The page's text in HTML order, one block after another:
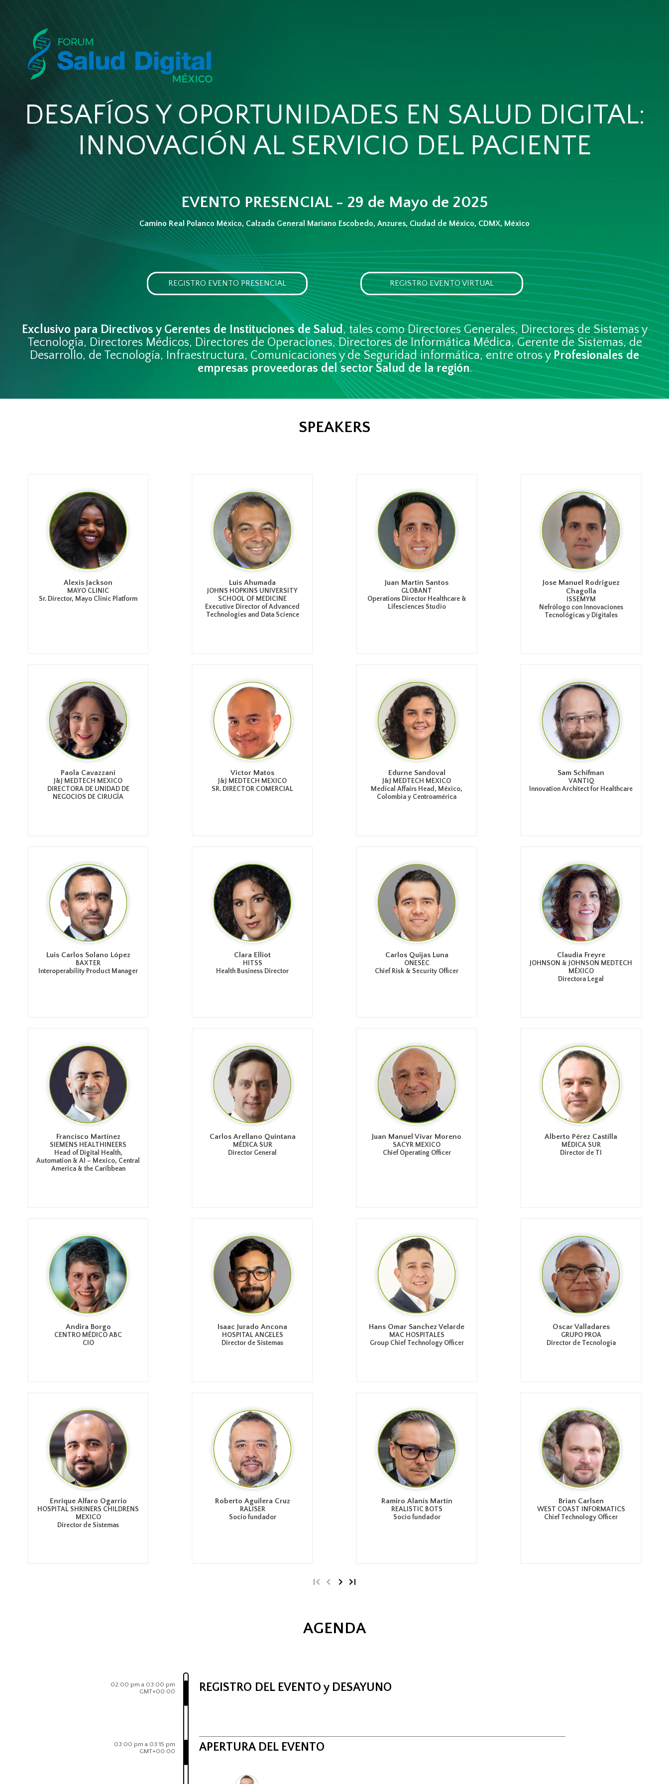
DESAFÍOS Y OPORTUNIDADES EN SALUD DIGITAL:
INNOVACIÓN AL SERVICIO DEL PACIENTE
EVENTO PRESENCIAL - 29 de Mayo de 2025
Camino Real Polanco México, Calzada General Mariano Escobedo, Anzures, Ciudad de México, CDMX, México
REGISTRO EVENTO PRESENCIAL REGISTRO EVENTO VIRTUAL
Exclusivo para Directivos y Gerentes de Instituciones de Salud, tales como Directores Generales, Directores de Sistemas y
Tecnología, Directores Médicos, Directores de Operaciones, Directores de Informática Médica, Gerente de Sistemas, de
Desarrollo, de Tecnología, Infraestructura, Comunicaciones y de Seguridad informática, entre otros yProfesionales de
empresas proveedoras del sector Salud de la región.
SPEAKERS
Alexis Jackson
MAYO CLINIC
Sr. Director, Mayo Clinic Platform
Luis Ahumada
JOHNS HOPKINS UNIVERSITY
SCHOOL OF MEDICINE
Executive Director of Advanced
Technologies and Data Science
Juan Martín Santos
GLOBANT
Operations Director Healthcare &
Lifesciences Studio
Jose Manuel Rodriguez
Chagolla
ISSEMYM
Nefrólogo con Innovaciones
Tecnológicas y Digitales
Paola Cavazzani
J&J MEDTECH MEXICO
DIRECTORA DE UNIDAD DE
NEGOCIOS DE CIRUGÍA
Victor Matos
J&J MEDTECH MEXICO
SR. DIRECTOR COMERCIAL
Edurne Sandoval
J&J MEDTECH MEXICO
Medical Affairs Head, México,
Colombia y Centroamérica
Sam Schifman
VANTIQ
Innovation Architect for Healthcare
Luis Carlos Solano López
BAXTER
Interoperability Product Manager
Clara Elliot
HITSS
Health Business Director
Carlos Quijas Luna
ONESEC
Chief Risk & Security Officer
Claudia Freyre
JOHNSON & JOHNSON MEDTECH
MÉXICO
Directora Legal
Francisco Martínez
SIEMENS HEALTHINEERS
Head of Digital Health,
Automation & AI – Mexico, Central
America & the Caribbean
Carlos Arellano Quintana
MÉDICA SUR
Director General
Juan Manuel Vivar Moreno
SACYR MEXICO
Chief Operating Officer
Alberto Pérez Castilla
MÉDICA SUR
Director de TI
Andira Borgo
CENTRO MÉDICO ABC
CIO
Isaac Jurado Ancona
HOSPITAL ANGELES
Director de Sistemas
Hans Omar Sanchez Velarde
MAC HOSPITALES
Group Chief Technology Officer
Oscar Valladares
GRUPO PROA
Director de Tecnología
Enrique Alfaro Ogarrio
HOSPITAL SHRINERS CHILDRENS
MEXICO
Director de Sistemas
Roberto Aguilera Cruz
RALISER
Socio fundador
Ramiro Alanís Martín
REALISTIC BOTS
Socio fundador
Brian Carlsen
WEST COAST INFORMATICS
Chief Technology Officer
AGENDA
02:00 pm a 03:00 pm
GMT+00:00
REGISTRO DEL EVENTO y DESAYUNO
03:00 pm a 03:15 pm
GMT+00:00
APERTURA DEL EVENTO